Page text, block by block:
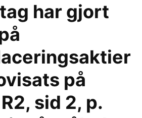
har gjort
på
sid 2, p.